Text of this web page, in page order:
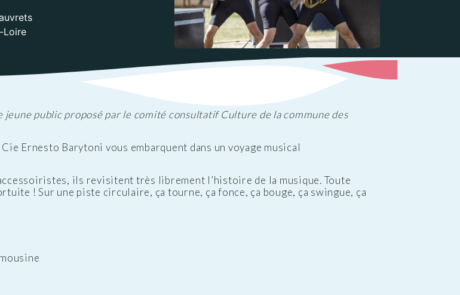
mobilité
Cimetières
Loire
jeune public proposé par le comité consultatif Culture de la commune des
Ernesto Barytoni vous embarquent dans un voyage musical
ils revisitent très librement l’histoire de la musique. Toute
! Sur une piste circulaire, ça tourne, ça fonce, ça bouge, ça swingue, ça